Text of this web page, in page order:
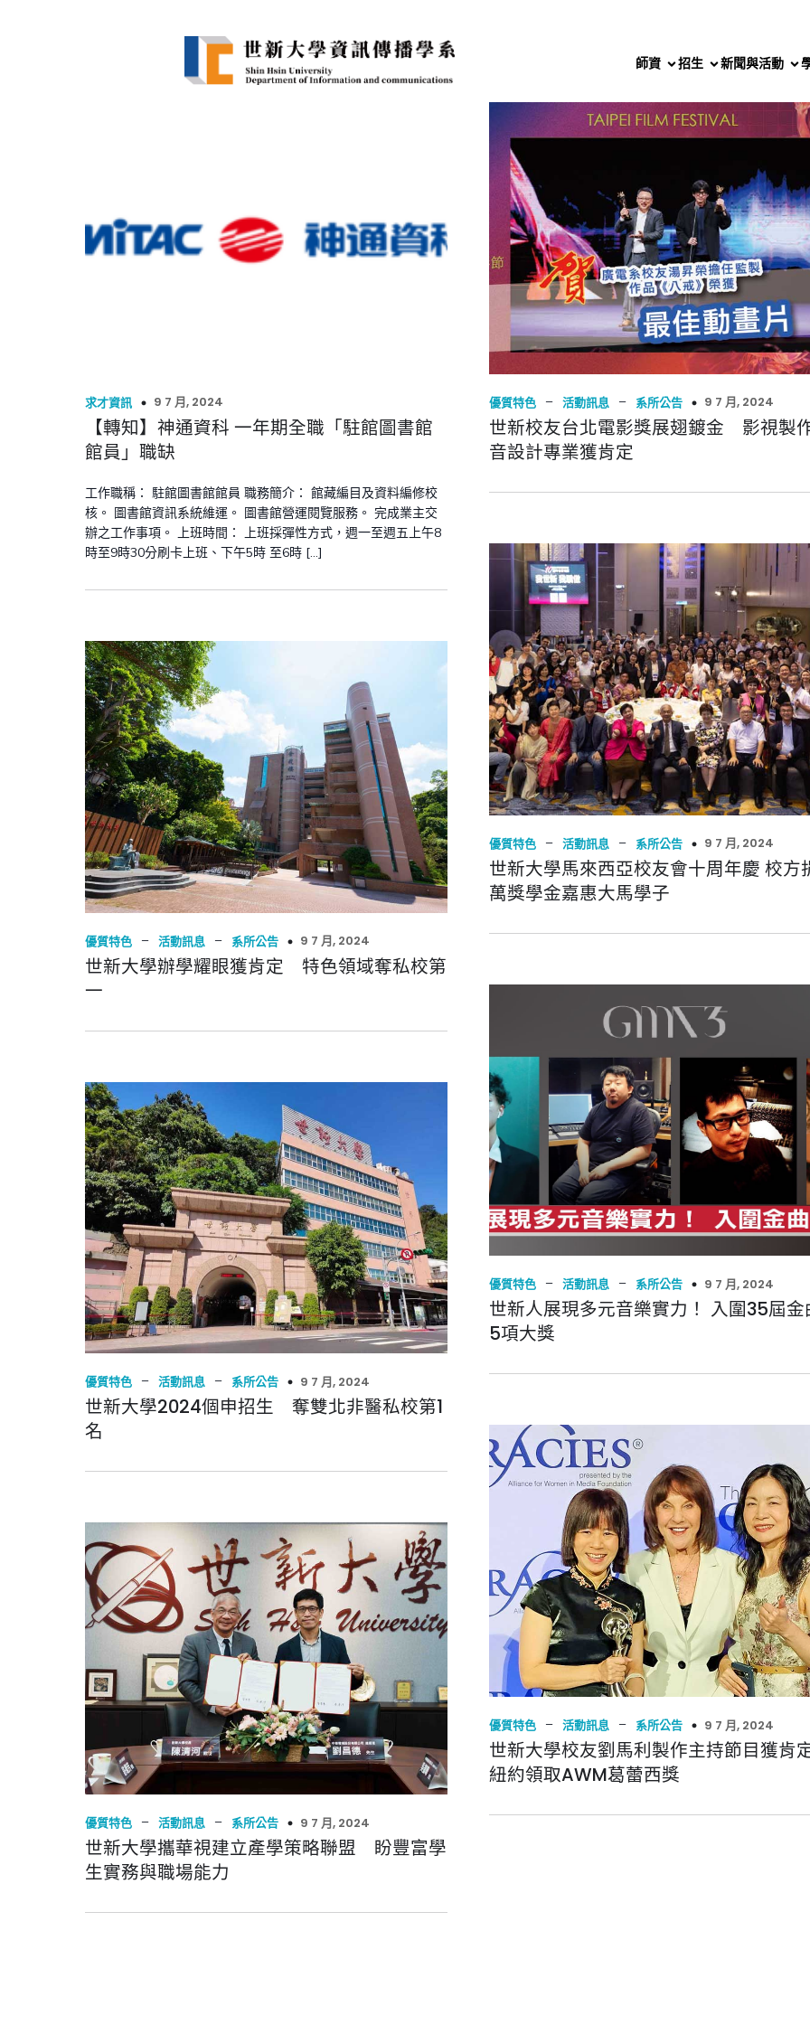
師資 招生 新聞與活動
求才資訊 9 7 月, 2024
【轉知】神通資科 一年期全職「駐館圖書館
館員」職缺
工作職稱： 駐館圖書館館員 職務簡介： 館藏編目及資料編修校
核。 圖書館資訊系統維運。 圖書館營運閱覽服務。 完成業主交
辦之工作事項。 上班時間： 上班採彈性方式，週一至週五上午8
時至9時30分刷卡上班、下午5時 至6時 […]
優質特色 – 活動訊息 – 系所公告 9 7 月, 2024
世新校友台北電影獎展翅鍍金 影視製
音設計專業獲肯定
優質特色 – 活動訊息 – 系所公告 9 7 月, 2024
世新大學馬來西亞校友會十周年慶 校方
萬獎學金嘉惠大馬學子
優質特色 – 活動訊息 – 系所公告 9 7 月, 2024
世新大學辦學耀眼獲肯定 特色領域奪私校第
一
優質特色 – 活動訊息 – 系所公告 9 7 月, 2024
世新人展現多元音樂實力！ 入圍35屆金
5項大獎
優質特色 – 活動訊息 – 系所公告 9 7 月, 2024
世新大學2024個申招生 奪雙北非醫私校第1
名
優質特色 – 活動訊息 – 系所公告 9 7 月, 2024
世新大學校友劉馬利製作主持節目獲
紐約領取AWM葛蕾西獎
優質特色 – 活動訊息 – 系所公告 9 7 月, 2024
世新大學攜華視建立產學策略聯盟 盼豐富學
生實務與職場能力